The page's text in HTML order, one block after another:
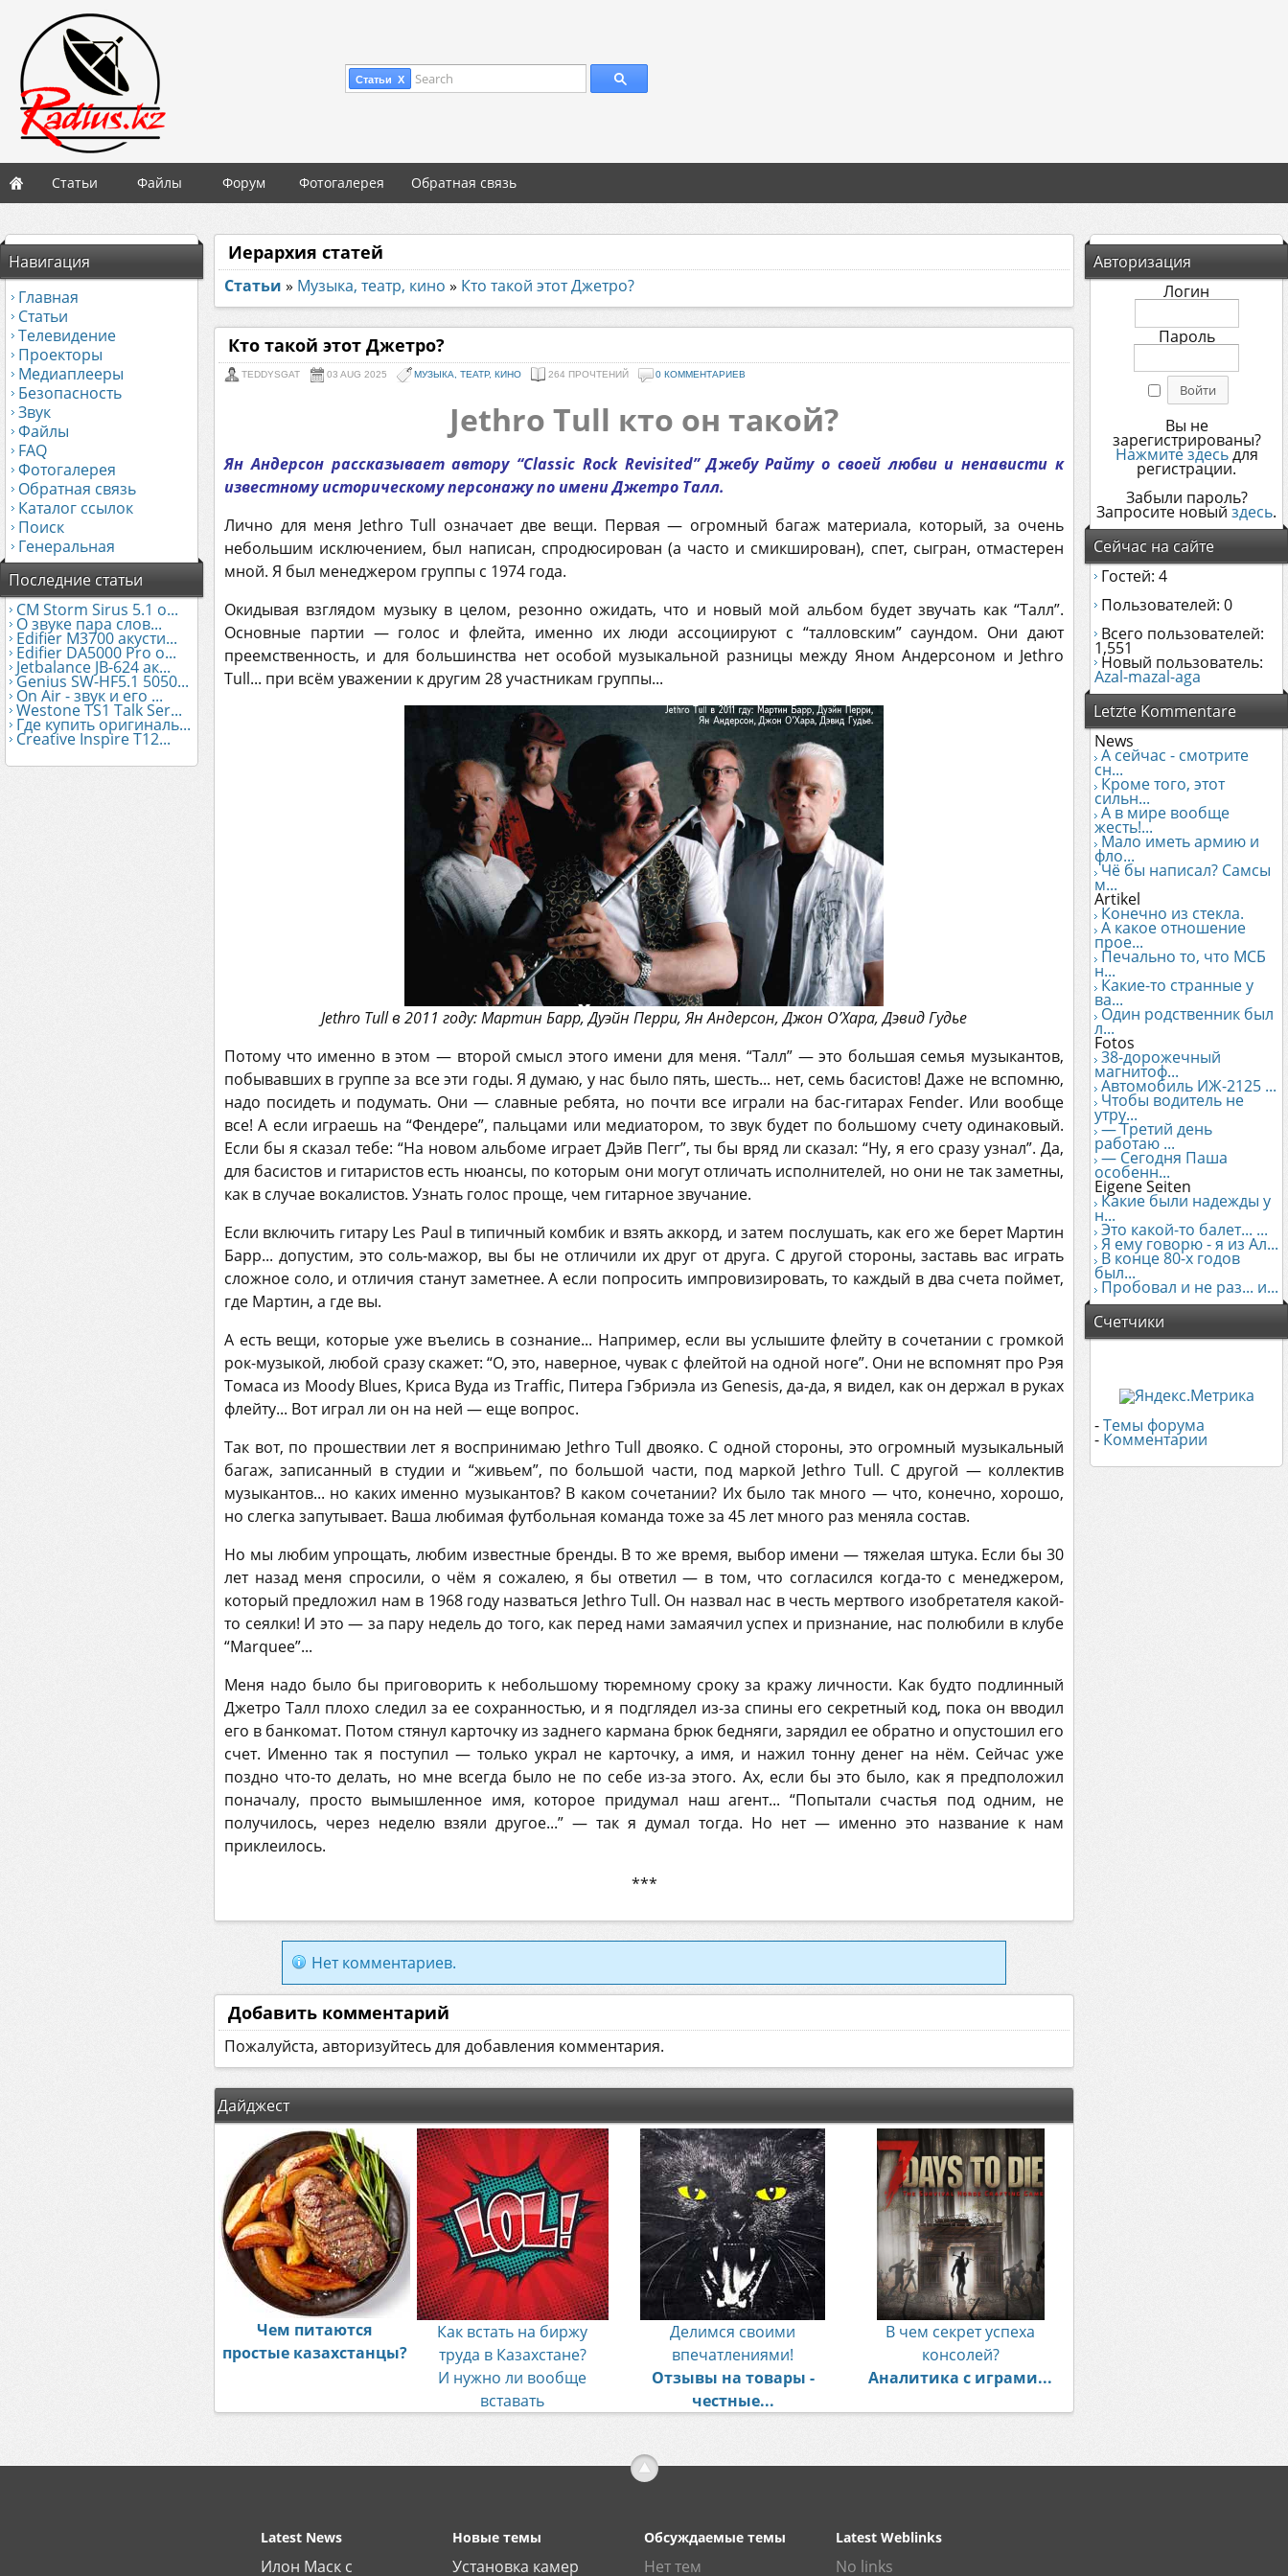
Статьи X Search
Статьи Файлы Форум Фотогалерея Обратная связь
Навигация
Главная
Статьи
Телевидение
Проекторы
Медиаплееры
Безопасность
Звук
Файлы
FAQ
Фотогалерея
Обратная связь
Каталог ссылок
Поиск
Генеральная
Последние статьи
CM Storm Sirus 5.1 о...
О звуке пара слов...
Edifier М3700 акусти...
Edifier DA5000 Pro о...
Jetbalance JB-624 ак...
Genius SW-HF5.1 5050...
On Air - звук и его ...
Westone TS1 Talk Ser...
Где купить оригиналь...
Creative Inspire T12...
Авторизация
Логин
Пароль
Вы не
зарегистрированы?
Нажмите здесьдля
регистрации.
Забыли пароль?
Запросите новый здесь.
Сейчас на сайте
Гостей: 4
Пользователей: 0
Всего пользователей:
1,551
Новый пользователь:
Azal-mazal-aga
Letzte Kommentare
News
А сейчас - смотрите
сн...
Кроме того, этот
сильн...
А в мире вообще
жесть!...
Мало иметь армию и
фло...
Чё бы написал? Самсы
м...
Artikel
Конечно из стекла.
А какое отношение
прое...
Печально то, что МСБ
н...
Какие-то странные у
ва...
Один родственник был
л...
Fotos
38-дорожечный
магнитоф...
Автомобиль ИЖ-2125 ...
Чтобы водитель не
утру...
— Третий день
работаю ...
— Сегодня Паша
особенн...
Eigene Seiten
Какие были надежды у
н...
Это какой-то балет... ...
Я ему говорю - я из Ал...
В конце 80-х годов
был...
Пробовал и не раз... и...
Счетчики
-Темы форума
- Комментарии
Иерархия статей
Статьи » Музыка, театр, кино » Кто такой этот Джетро?
Кто такой этот Джетро?
TEDDYSGAT 03 AUG 2025 МУЗЫКА, ТЕАТР, КИНО 264 ПРОЧТЕНИЙ 0 КОММЕНТАРИЕВ
Jethro Tull кто он такой?
Ян Андерсон рассказывает автору “Classic Rock Revisited” Джебу Райту о своей любви и ненависти к
известному историческому персонажу по имени Джетро Талл.
Лично для меня Jethro Tull означает две вещи. Первая — огромный багаж материала, который, за очень
небольшим исключением, был написан, спродюсирован (а часто и смикширован), спет, сыгран, отмастерен
мной. Я был менеджером группы с 1974 года.
Окидывая взглядом музыку в целом, резонно ожидать, что и новый мой альбом будет звучать как “Талл”.
Основные партии — голос и флейта, именно их люди ассоциируют с “талловским” саундом. Они дают
преемственность, и для большинства нет особой музыкальной разницы между Яном Андерсоном и Jethro
Tull... при всём уважении к другим 28 участникам группы...
Jethro Tull в 2011 году: Мартин Барр, Дуэйн Перри, Ян Андерсон, Джон О’Хара, Дэвид Гудье
Потому что именно в этом — второй смысл этого имени для меня. “Талл” — это большая семья музыкантов,
побывавших в группе за все эти годы. Я думаю, у нас было пять, шесть... нет, семь басистов! Даже не вспомню,
надо посидеть и подумать. Они — славные ребята, но почти все играли на бас-гитарах Fender. Или вообще
все! А если играешь на “Фендере”, пальцами или медиатором, то звук будет по большому счету одинаковый.
Если бы я сказал тебе: “На новом альбоме играет Дэйв Пегг”, ты бы вряд ли сказал: “Ну, я его сразу узнал”. Да,
для басистов и гитаристов есть нюансы, по которым они могут отличать исполнителей, но они не так заметны,
как в случае вокалистов. Узнать голос проще, чем гитарное звучание.
Если включить гитару Les Paul в типичный комбик и взять аккорд, и затем послушать, как его же берет Мартин
Барр... допустим, это соль-мажор, вы бы не отличили их друг от друга. С другой стороны, заставь вас играть
сложное соло, и отличия станут заметнее. А если попросить импровизировать, то каждый в два счета поймет,
где Мартин, а где вы.
А есть вещи, которые уже въелись в сознание... Например, если вы услышите флейту в сочетании с громкой
рок-музыкой, любой сразу скажет: “О, это, наверное, чувак с флейтой на одной ноге”. Они не вспомнят про Рэя
Томаса из Moody Blues, Криса Вуда из Traffic, Питера Гэбриэла из Genesis, да-да, я видел, как он держал в руках
флейту... Вот играл ли он на ней — еще вопрос.
Так вот, по прошествии лет я воспринимаю Jethro Tull двояко. С одной стороны, это огромный музыкальный
багаж, записанный в студии и “живьем”, по большой части, под маркой Jethro Tull. С другой — коллектив
музыкантов... но каких именно музыкантов? В каком сочетании? Их было так много — что, конечно, хорошо,
но слегка запутывает. Ваша любимая футбольная команда тоже за 45 лет много раз меняла состав.
Но мы любим упрощать, любим известные бренды. В то же время, выбор имени — тяжелая штука. Если бы 30
лет назад меня спросили, о чём я сожалею, я бы ответил — в том, что согласился когда-то с менеджером,
который предложил нам в 1968 году назваться Jethro Tull. Он назвал нас в честь мертвого изобретателя какой-
то сеялки! И это — за пару недель до того, как перед нами замаячил успех и признание, нас полюбили в клубе
“Marquee”...
Меня надо было бы приговорить к небольшому тюремному сроку за кражу личности. Как будто подлинный
Джетро Талл плохо следил за ее сохранностью, и я подглядел из-за спины его секретный код, пока он вводил
его в банкомат. Потом стянул карточку из заднего кармана брюк бедняги, зарядил ее обратно и опустошил его
счет. Именно так я поступил — только украл не карточку, а имя, и нажил тонну денег на нём. Сейчас уже
поздно что-то делать, но мне всегда было не по себе из-за этого. Ах, если бы это было, как я предположил
поначалу, просто вымышленное имя, которое придумал наш агент... “Попытали счастья под одним, не
получилось, через неделю взяли другое...” — так я думал тогда. Но нет — именно это название к нам
приклеилось.
***
Нет комментариев.
Добавить комментарий
Пожалуйста, авторизуйтесь для добавления комментария.
Дайджест
Чем питаются
простые казахстанцы?
Как встать на биржу
труда в Казахстане?
И нужно ли вообще
вставать
Делимся своими
впечатлениями!
Отзывы на товары -
честные...
В чем секрет успеха
консолей?
Аналитика с играми...
Latest News
Илон Маск с
Новые темы
Установка камер
Обсуждаемые темы
Нет тем
Latest Weblinks
No links